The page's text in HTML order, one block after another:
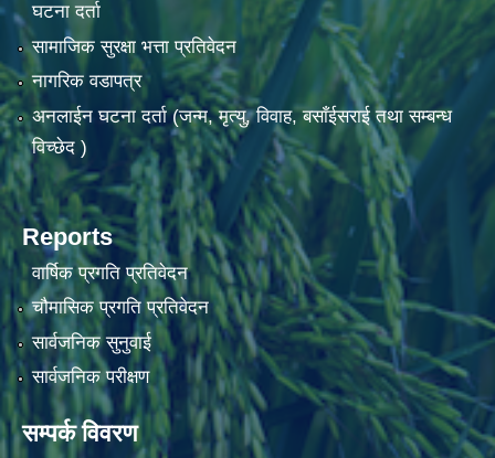
घटना दर्ता
सामाजिक सुरक्षा भत्ता प्रतिवेदन
नागरिक वडापत्र
अनलाईन घटना दर्ता (जन्म, मृत्यु, विवाह, बसाँईसराई तथा सम्बन्ध
विच्छेद )
Reports
वार्षिक प्रगति प्रतिवेदन
चौमासिक प्रगति प्रतिवेदन
सार्वजनिक सुनुवाई
सार्वजनिक परीक्षण
सम्पर्क विवरण